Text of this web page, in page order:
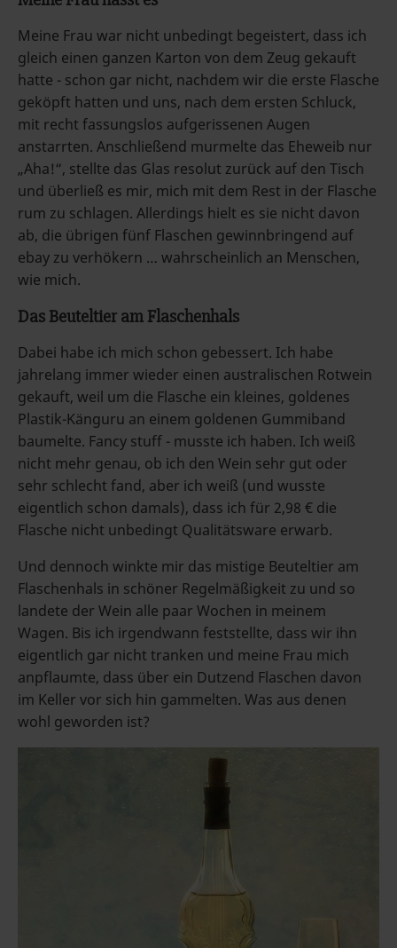
Meine Frau war nicht unbedingt begeistert, dass ich
gleich einen ganzen Karton von dem Zeug gekauft
hatte - schon gar nicht, nachdem wir die erste Flasche
geköpft hatten und uns, nach dem ersten Schluck,
mit recht fassungslos aufgerissenen Augen
anstarrten. Anschließend murmelte das Eheweib nur
„Aha!“, stellte das Glas resolut zurück auf den Tisch
und überließ es mir, mich mit dem Rest in der Flasche
rum zu schlagen. Allerdings hielt es sie nicht davon
ab, die übrigen fünf Flaschen gewinnbringend auf
ebay zu verhökern … wahrscheinlich an Menschen,
wie mich.
Das Beuteltier am Flaschenhals
Dabei habe ich mich schon gebessert. Ich habe
jahrelang immer wieder einen australischen Rotwein
gekauft, weil um die Flasche ein kleines, goldenes
Plastik-Känguru an einem goldenen Gummiband
baumelte. Fancy stuff - musste ich haben. Ich weiß
nicht mehr genau, ob ich den Wein sehr gut oder
sehr schlecht fand, aber ich weiß (und wusste
eigentlich schon damals), dass ich für 2,98 € die
Flasche nicht unbedingt Qualitätsware erwarb.
Und dennoch winkte mir das mistige Beuteltier am
Flaschenhals in schöner Regelmäßigkeit zu und so
landete der Wein alle paar Wochen in meinem
Wagen. Bis ich irgendwann feststellte, dass wir ihn
eigentlich gar nicht tranken und meine Frau mich
anpflaumte, dass über ein Dutzend Flaschen davon
im Keller vor sich hin gammelten. Was aus denen
wohl geworden ist?